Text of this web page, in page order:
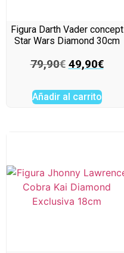
Figura Darth Vader concept
Star Wars Diamond 30cm
79,90€ 49,90€
Añadir al carrito